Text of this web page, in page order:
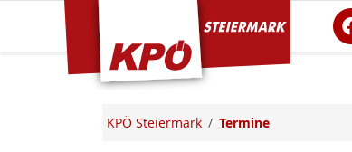
KPÖ Steiermark
KPÖ Steiermark Termine